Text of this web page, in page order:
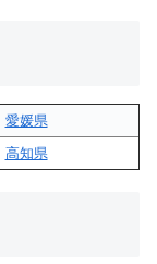
愛媛県
高知県